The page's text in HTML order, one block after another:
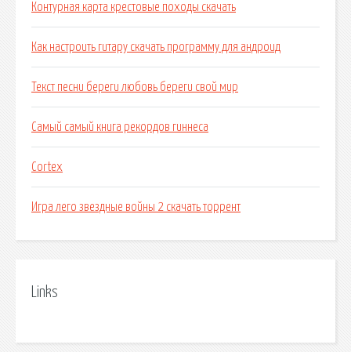
Контурная карта крестовые походы скачать
Как настроить гитару скачать программу для андроид
Текст песни береги любовь береги свой мир
Самый самый книга рекордов гиннеса
Cortex
Игра лего звездные войны 2 скачать торрент
Links